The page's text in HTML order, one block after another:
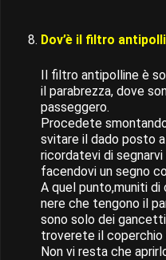
Dov’è il filtro
Il filtro antipolline è
il parabrezza, dove
passeggero.
Procedete
svitare il dado posto
ricordatevi di segnarvi
facendovi un segno
A quel punto,muniti
nere che tengono il
sono solo dei
troverete il
Non vi resta che